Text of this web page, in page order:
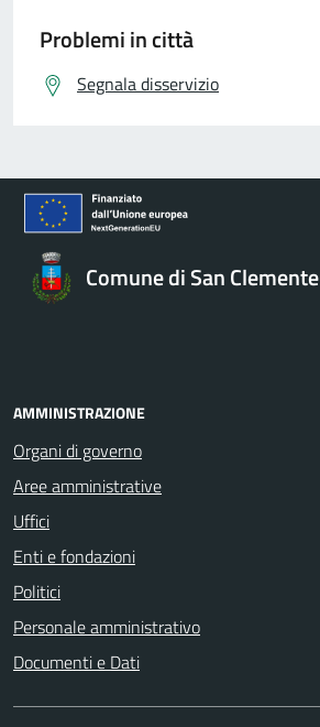
Problemi in città
Segnala disservizio
Comune di San Clemente
AMMINISTRAZIONE
Organi di governo
Aree amministrative
Uffici
Enti e fondazioni
Politici
Personale amministrativo
Documenti e Dati